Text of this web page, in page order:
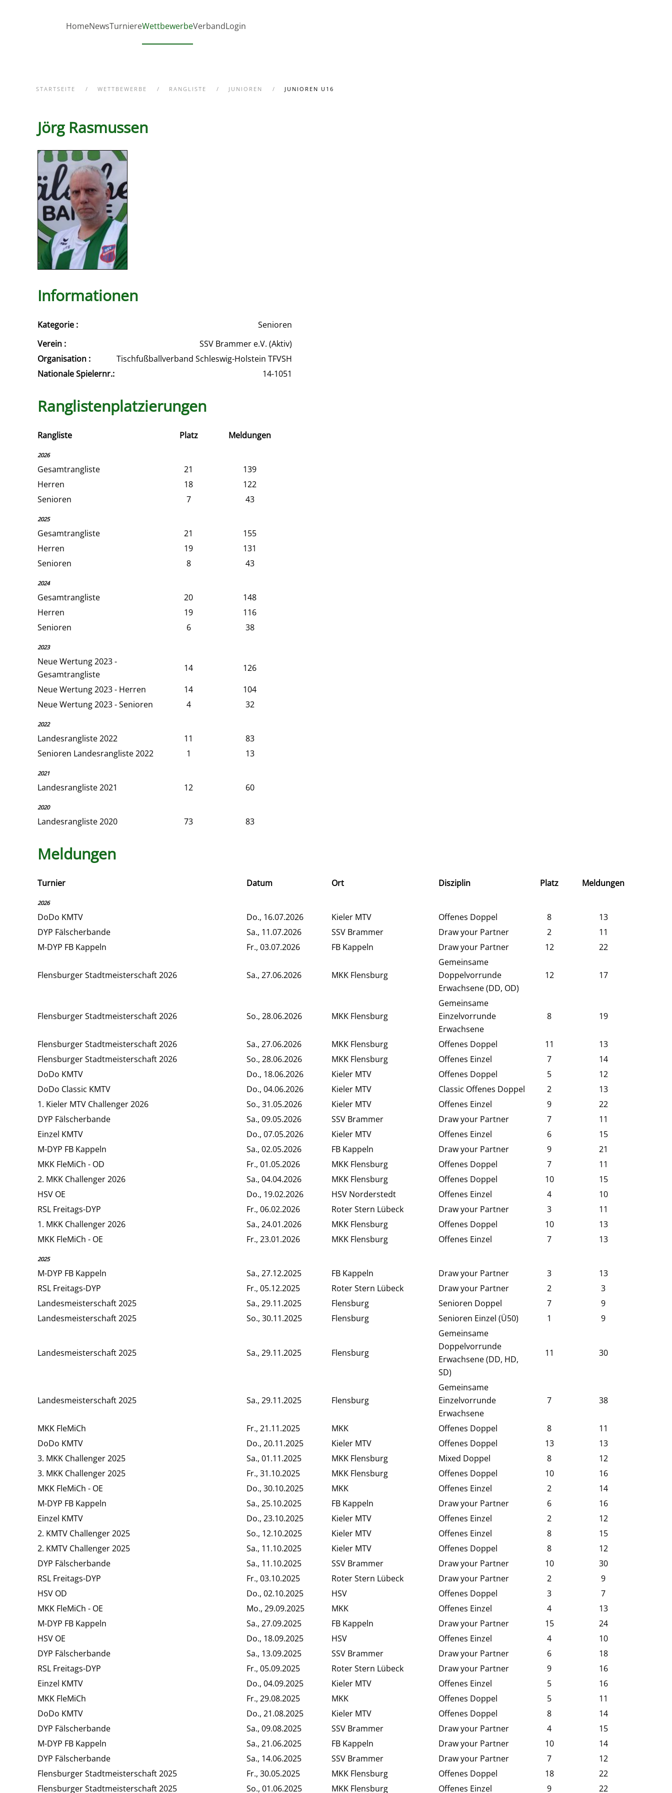
Zum Hauptinhalt springen
HomeNewsTurniereWettbewerbeVerbandLogin
STARTSEITE WETTBEWERBE RANGLISTE JUNIOREN JUNIOREN U16
Jörg Rasmussen
Informationen
Kategorie :
Senioren
Verein :
SSV Brammer e.V. (Aktiv)
Organisation :
Tischfußballverband Schleswig-Holstein TFVSH
Nationale Spielernr.:
14-1051
Ranglistenplatzierungen
Rangliste Platz Meldungen
2026
Gesamtrangliste 21
139
Herren
18
122
Senioren
7 43
2025
Gesamtrangliste 21
155
Herren
19
131
Senioren
8 43
2024
Gesamtrangliste 20
148
Herren
19
116
Senioren
6 38
2023
Neue Wertung 2023 -
Gesamtrangliste
14
126
Neue Wertung 2023 - Herren
14
104
Neue Wertung 2023 - Senioren
4 32
2022
Landesrangliste 2022 11
83
Senioren Landesrangliste 2022
1 13
2021
Landesrangliste 2021 12 60
2020
Landesrangliste 2020 73 83
Meldungen
Turnier Datum Ort Disziplin Platz Meldungen
2026
DoDo KMTV Do., 16.07.2026 Kieler MTV Offenes Doppel 8
13
DYP Fälscherbande
Sa., 11.07.2026 SSV Brammer Draw your Partner 2
11
M-DYP FB Kappeln
Fr., 03.07.2026 FB Kappeln Draw your Partner 12 22
Flensburger Stadtmeisterschaft 2026 Sa., 27.06.2026 MKK Flensburg
Gemeinsame
Doppelvorrunde
Erwachsene (DD, OD)
12 17
Flensburger Stadtmeisterschaft 2026 So., 28.06.2026 MKK Flensburg
Gemeinsame
Einzelvorrunde
Erwachsene
8 19
Flensburger Stadtmeisterschaft 2026 Sa., 27.06.2026 MKK Flensburg Offenes Doppel 11
13
Flensburger Stadtmeisterschaft 2026
So., 28.06.2026 MKK Flensburg Offenes Einzel 7
14
DoDo KMTV
Do., 18.06.2026 Kieler MTV Offenes Doppel 5
12
DoDo Classic KMTV
Do., 04.06.2026 Kieler MTV Classic Offenes Doppel 2
13
1. Kieler MTV Challenger 2026
So., 31.05.2026 Kieler MTV Offenes Einzel 9
22
DYP Fälscherbande
Sa., 09.05.2026 SSV Brammer Draw your Partner 7
11
Einzel KMTV
Do., 07.05.2026 Kieler MTV Offenes Einzel 6
15
M-DYP FB Kappeln
Sa., 02.05.2026 FB Kappeln Draw your Partner 9
21
MKK FleMiCh - OD
Fr., 01.05.2026 MKK Flensburg Offenes Doppel 7
11
2. MKK Challenger 2026
Sa., 04.04.2026 MKK Flensburg Offenes Doppel 10
15
HSV OE
Do., 19.02.2026 HSV Norderstedt Offenes Einzel 4
10
RSL Freitags-DYP
Fr., 06.02.2026 Roter Stern Lübeck Draw your Partner 3
11
1. MKK Challenger 2026
Sa., 24.01.2026 MKK Flensburg Offenes Doppel 10
13
MKK FleMiCh - OE
Fr., 23.01.2026 MKK Flensburg Offenes Einzel 7 13
2025
M-DYP FB Kappeln Sa., 27.12.2025 FB Kappeln Draw your Partner 3
13
RSL Freitags-DYP
Fr., 05.12.2025 Roter Stern Lübeck Draw your Partner 2
3
Landesmeisterschaft 2025
Sa., 29.11.2025 Flensburg Senioren Doppel 7
9
Landesmeisterschaft 2025
So., 30.11.2025 Flensburg Senioren Einzel (Ü50) 1 9
Landesmeisterschaft 2025 Sa., 29.11.2025 Flensburg
Gemeinsame
Doppelvorrunde
Erwachsene (DD, HD,
SD)
11 30
Landesmeisterschaft 2025 Sa., 29.11.2025 Flensburg
Gemeinsame
Einzelvorrunde
Erwachsene
7 38
MKK FleMiCh Fr., 21.11.2025 MKK Offenes Doppel 8
11
DoDo KMTV
Do., 20.11.2025 Kieler MTV Offenes Doppel 13
13
3. MKK Challenger 2025
Sa., 01.11.2025 MKK Flensburg Mixed Doppel 8
12
3. MKK Challenger 2025
Fr., 31.10.2025 MKK Flensburg Offenes Doppel 10
16
MKK FleMiCh - OE
Do., 30.10.2025 MKK Offenes Einzel 2
14
M-DYP FB Kappeln
Sa., 25.10.2025 FB Kappeln Draw your Partner 6
16
Einzel KMTV
Do., 23.10.2025 Kieler MTV Offenes Einzel 2
12
2. KMTV Challenger 2025
So., 12.10.2025 Kieler MTV Offenes Einzel 8
15
2. KMTV Challenger 2025
Sa., 11.10.2025 Kieler MTV Offenes Doppel 8
12
DYP Fälscherbande
Sa., 11.10.2025 SSV Brammer Draw your Partner 10
30
RSL Freitags-DYP
Fr., 03.10.2025 Roter Stern Lübeck Draw your Partner 2
9
HSV OD
Do., 02.10.2025 HSV Offenes Doppel 3
7
MKK FleMiCh - OE
Mo., 29.09.2025 MKK Offenes Einzel 4
13
M-DYP FB Kappeln
Sa., 27.09.2025 FB Kappeln Draw your Partner 15
24
HSV OE
Do., 18.09.2025 HSV Offenes Einzel 4
10
DYP Fälscherbande
Sa., 13.09.2025 SSV Brammer Draw your Partner 6
18
RSL Freitags-DYP
Fr., 05.09.2025 Roter Stern Lübeck Draw your Partner 9
16
Einzel KMTV
Do., 04.09.2025 Kieler MTV Offenes Einzel 5
16
MKK FleMiCh
Fr., 29.08.2025 MKK Offenes Doppel 5
11
DoDo KMTV
Do., 21.08.2025 Kieler MTV Offenes Doppel 8
14
DYP Fälscherbande
Sa., 09.08.2025 SSV Brammer Draw your Partner 4
15
M-DYP FB Kappeln
Sa., 21.06.2025 FB Kappeln Draw your Partner 10
14
DYP Fälscherbande
Sa., 14.06.2025 SSV Brammer Draw your Partner 7
12
Flensburger Stadtmeisterschaft 2025
Fr., 30.05.2025 MKK Flensburg Offenes Doppel 18
22
Flensburger Stadtmeisterschaft 2025
So., 01.06.2025 MKK Flensburg Offenes Einzel 9 22